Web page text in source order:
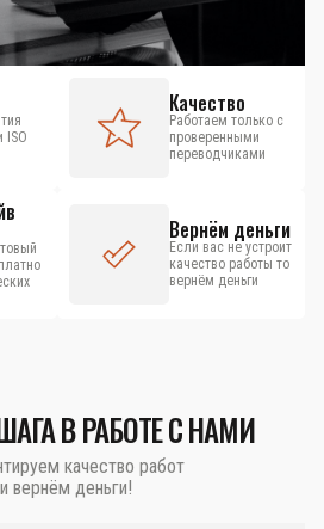
ISO
Качество
Работаем только с
проверенными
переводчиками
Вернём деньги
Если вас не устроит
качество работы то
вернём деньги
В РАБОТЕ С НАМИ
качество работ
вернём деньги!